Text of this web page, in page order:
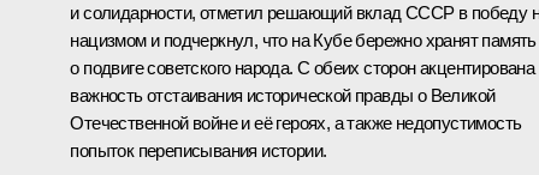
и солидарности, отметил решающий вклад СССР в победу
нацизмом и подчеркнул, что на Кубе бережно хранят память
о подвиге советского народа. С обеих сторон акцентирована
важность отстаивания исторической правды о Великой
Отечественной войне и её героях, а также недопустимость
попыток переписывания истории.